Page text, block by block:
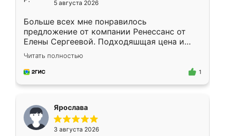
5 августа 2026
Больше всех мне понравилось
предложение от компании Ренессанс от
Елены Сергеевой. Подходяшщая цена и
короткие сроки изготовления. Приехавший
для замера сотрудник Владислав
предложил по моему эскизу самый
Читать полностью
1
Ярослава
3 августа 2026